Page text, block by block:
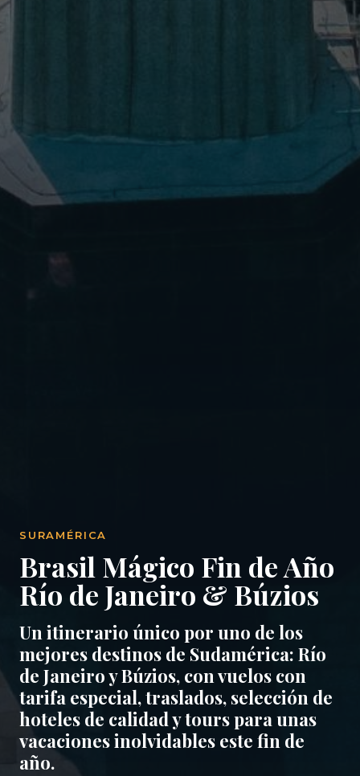
SURAMÉRICA
Brasil Mágico Fin de Año
Río de Janeiro & Búzios
Un itinerario único por uno de los
mejores destinos de Sudamérica: Río
de Janeiro y Búzios, con vuelos con
tarifa especial, traslados, selección de
hoteles de calidad y tours para unas
vacaciones inolvidables este fin de
año.